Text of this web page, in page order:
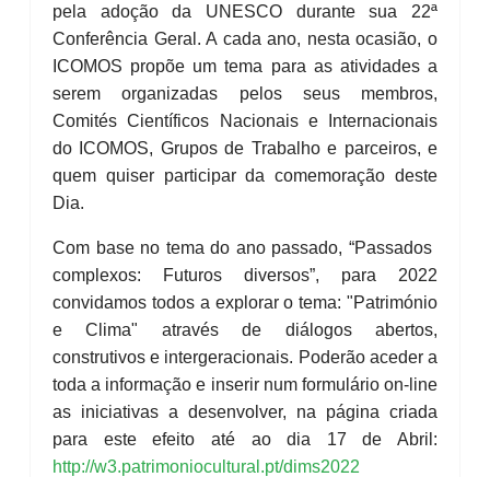
pela adoção da UNESCO durante sua 22ª
Conferência Geral. A cada ano, nesta ocasião, o
ICOMOS propõe um tema para as atividades a
serem organizadas pelos seus membros,
Comités Científicos Nacionais e Internacionais
do ICOMOS, Grupos de Trabalho e parceiros, e
quem quiser participar da comemoração deste
Dia.
Com base no tema do ano passado, “Passados ​​
complexos: Futuros diversos”, para 2022
convidamos todos a explorar o tema: "Património
e Clima" através de diálogos abertos,
construtivos e intergeracionais. Poderão aceder a
toda a informação e inserir num formulário on-line
as iniciativas a desenvolver, na página criada
para este efeito até ao dia 17 de Abril:
http://w3.patrimoniocultural.pt/dims2022